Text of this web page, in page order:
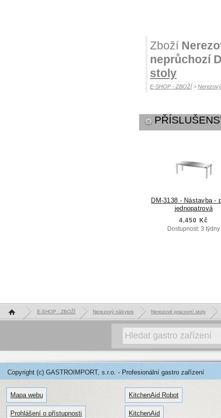
Zboží
neprůchozí
stoly
E-SHOP - ZBOŽÍ >
DM-3138 - Nástavba -
jednopatrová
4.450 Kč
Dostupnost: 3 týdny
Hlavní stránka E-SHOP - ZBOŽÍ Nerezový nábytek Nerezové pracovní stoly
Copyright (c) GASTROIMPORT, s.r.o. - Profesionální gastro zařízení
Mapa webu
Prohlášení o přístupnosti
KitchenAid Robot
KitchenAid